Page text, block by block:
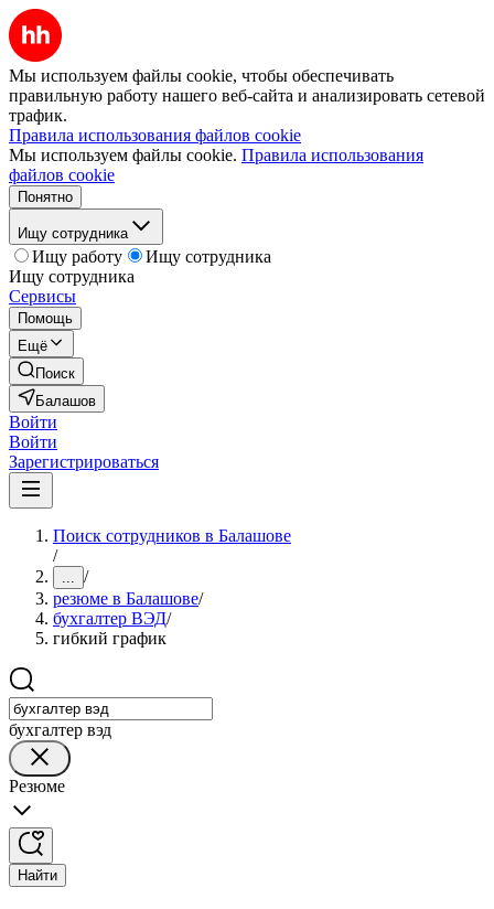
Мы используем файлы cookie, чтобы обеспечивать
правильную работу нашего веб-сайта и анализировать сетевой
трафик.
Правила использования файлов cookie
Мы используем файлы cookie. Правила использования
файлов cookie
Понятно
Ищу сотрудника
Ищу работу
Ищу сотрудника
Ищу сотрудника
Сервисы
Помощь
Ещё
Поиск
Балашов
Войти
Войти
Зарегистрироваться
Поиск сотрудников в Балашове
/
... /
резюме в Балашове/
бухгалтер ВЭД/
гибкий график
бухгалтер вэд
Резюме
Найти